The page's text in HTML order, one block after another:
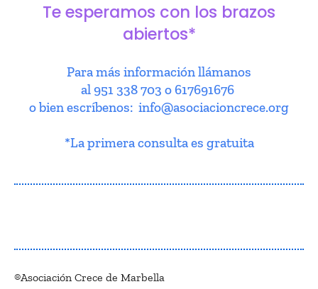
Te esperamos con los brazos
abiertos*
Para más información llámanos
al 951 338 703 o 617691676
o bien escríbenos: info@asociacioncrece.org
*La primera consulta es gratuita
®Asociación Crece de Marbella